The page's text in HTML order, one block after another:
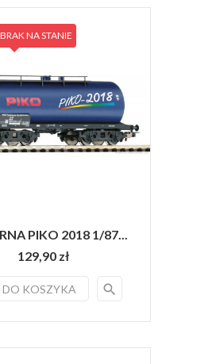
PIKO 2018 1/87...
129,90 zł
DO KOSZYKA search
NA STANIE